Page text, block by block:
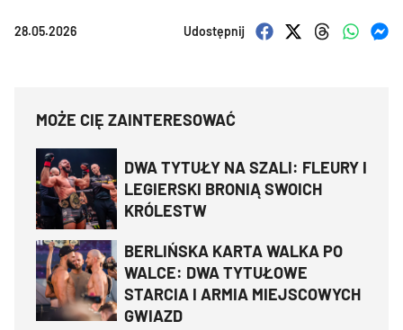
28.05.2026 Udostępnij
MOŻE CIĘ ZAINTERESOWAĆ
DWA TYTUŁY NA SZALI: FLEURY I
LEGIERSKI BRONIĄ SWOICH
KRÓLESTW
BERLIŃSKA KARTA WALKA PO
WALCE: DWA TYTUŁOWE
STARCIA I ARMIA MIEJSCOWYCH
GWIAZD